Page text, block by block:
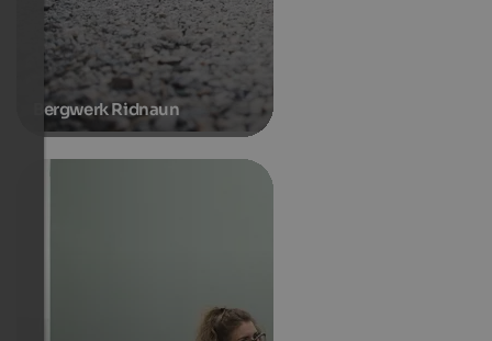
Bergwerk Ridnaun